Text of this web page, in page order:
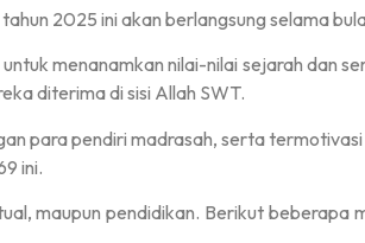
2025 ini akan berlangsung selama
menanamkan nilai-nilai sejarah dan
diterima di sisi Allah SWT.
para pendiri madrasah, serta
ini.
maupun pendidikan. Berikut beberapa